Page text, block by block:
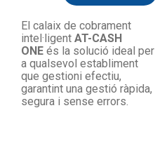
El calaix de cobrament
intel·ligent AT-CASH
ONE és la solució ideal per
a qualsevol establiment
que gestioni efectiu,
garantint una gestió ràpida,
segura i sense errors.